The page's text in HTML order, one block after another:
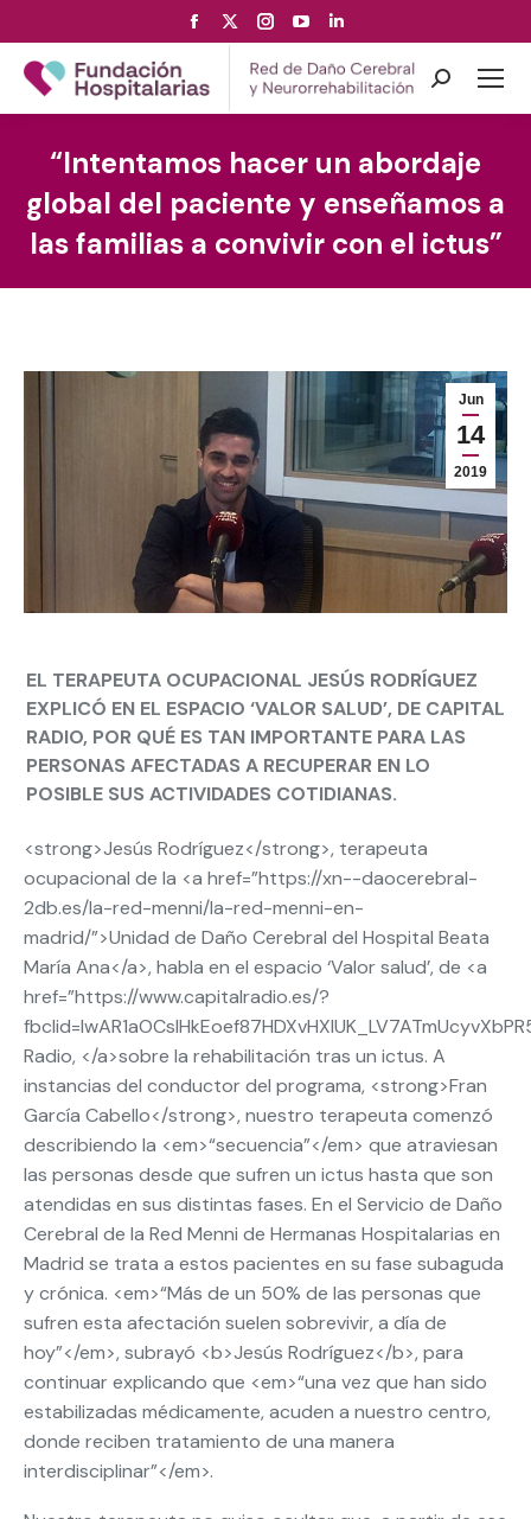
Facebook
page
opens
in
window
page
opens
in
window
Instagram
page
opens
in
window
YouTube
page
opens
in
window
page
opens
in
window
Search:
“Intentamos hacer un abordaje
global del paciente y enseñamos a
las familias a convivir con el ictus”
Jun
14
2019
EL TERAPEUTA OCUPACIONAL JESÚS RODRÍGUEZ
EXPLICÓ EN EL ESPACIO ‘VALOR SALUD’, DE CAPITAL
RADIO, POR QUÉ ES TAN IMPORTANTE PARA LAS
PERSONAS AFECTADAS A RECUPERAR EN LO
POSIBLE SUS ACTIVIDADES COTIDIANAS.
<strong>Jesús Rodríguez</strong>, terapeuta
ocupacional de la <a href=”https://xn--daocerebral-
2db.es/la-red-menni/la-red-menni-en-
madrid/”>Unidad de Daño Cerebral del Hospital Beata
María Ana</a>, habla en el espacio ‘Valor salud’, de <a
href=”https://www.capitalradio.es/?
Radio, </a>sobre la rehabilitación tras un ictus. A
instancias del conductor del programa, <strong>Fran
García Cabello</strong>, nuestro terapeuta comenzó
describiendo la <em>“secuencia”</em> que atraviesan
las personas desde que sufren un ictus hasta que son
atendidas en sus distintas fases. En el Servicio de Daño
Cerebral de la Red Menni de Hermanas Hospitalarias en
Madrid se trata a estos pacientes en su fase subaguda
y crónica. <em>“Más de un 50% de las personas que
sufren esta afectación suelen sobrevivir, a día de
hoy”</em>, subrayó <b>Jesús Rodríguez</b>, para
continuar explicando que <em>“una vez que han sido
estabilizadas médicamente, acuden a nuestro centro,
donde reciben tratamiento de una manera
interdisciplinar”</em>.